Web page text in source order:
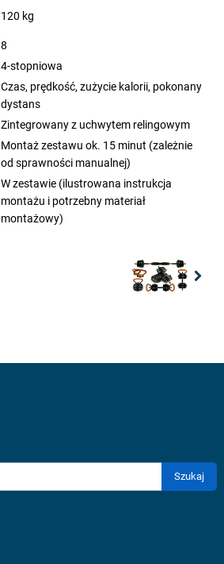
120 kg
8
4-stopniowa
Czas, prędkość, zużycie kalorii, pokonany
dystans
Zintegrowany z uchwytem relingowym
Montaż zestawu ok. 15 minut (zależnie
od sprawności manualnej)
W zestawie (ilustrowana instrukcja
montażu i potrzebny materiał
montażowy)
Szukaj